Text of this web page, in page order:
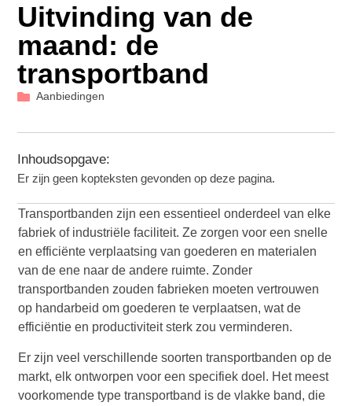
Uitvinding van de
maand: de
transportband
Aanbiedingen
Inhoudsopgave:
Er zijn geen kopteksten gevonden op deze pagina.
Transportbanden zijn een essentieel onderdeel van elke
fabriek of industriële faciliteit. Ze zorgen voor een snelle
en efficiënte verplaatsing van goederen en materialen
van de ene naar de andere ruimte. Zonder
transportbanden zouden fabrieken moeten vertrouwen
op handarbeid om goederen te verplaatsen, wat de
efficiëntie en productiviteit sterk zou verminderen.
Er zijn veel verschillende soorten transportbanden op de
markt, elk ontworpen voor een specifiek doel. Het meest
voorkomende type transportband is de vlakke band, die